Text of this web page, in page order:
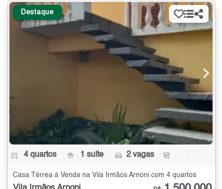
Destaque
4 quartos 1 suíte 2 vagas -
Casa Térrea à Venda na Vila Irmãos Arnoni com 4 quartos